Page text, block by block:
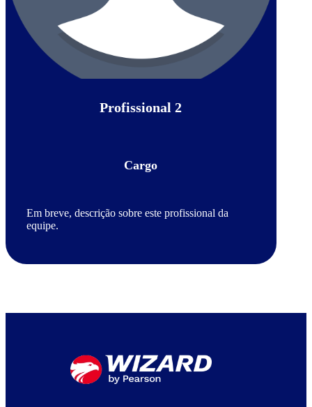
Profissional 2
Cargo
Em breve, descrição sobre este profissional da
equipe.